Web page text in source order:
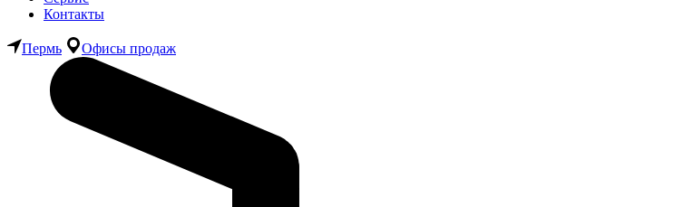
Контакты
Пермь Офисы продаж